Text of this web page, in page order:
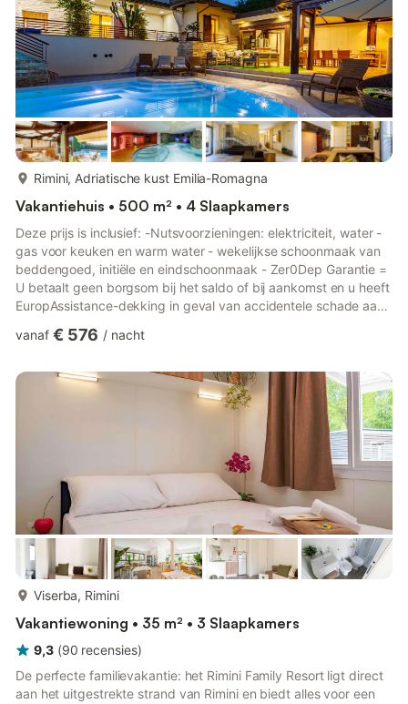
Rimini, Adriatische kust Emilia-Romagna
Vakantiehuis • 500 m² • 4 Slaapkamers
Deze prijs is inclusief: -Nutsvoorzieningen: elektriciteit, water -
gas voor keuken en warm water - wekelijkse schoonmaak van
beddengoed, initiële en eindschoonmaak - Zer0Dep Garantie =
U betaalt geen borgsom bij het saldo of bij aankomst en u heeft
EuropAssistance-dekking in geval van accidentele schade aan
en met de verstrekte beperkingen). De prijs is exclusief: -
Acceptatie van dieren aan de faciliteit moet vooraf worden
goedgekeurd door de eigenaar na communicatie va...
vanaf € 576 / nacht
Viserba, Rimini
Vakantiewoning • 35 m² • 3 Slaapkamers
9,3 (90 recensies)
De perfecte familievakantie: het Rimini Family Resort ligt direct
aan het uitgestrekte strand van Rimini en biedt alles voor een